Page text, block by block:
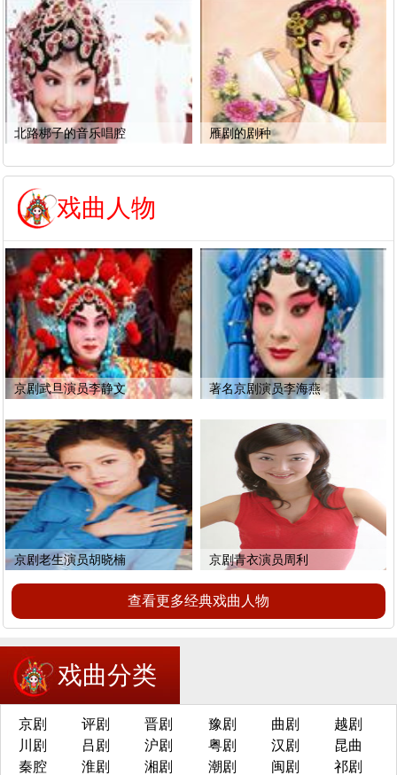
北路梆子的音乐唱腔 雁剧的剧种
戏曲人物
京剧武旦演员李静文 著名京剧演员李海燕
京剧老生演员胡晓楠 京剧青衣演员周利
查看更多经典戏曲人物
戏曲分类
京剧 评剧 晋剧 豫剧 曲剧
越剧
川剧
吕剧 沪剧 粤剧 汉剧
昆曲
秦腔
淮剧 湘剧 潮剧 闽剧 祁剧